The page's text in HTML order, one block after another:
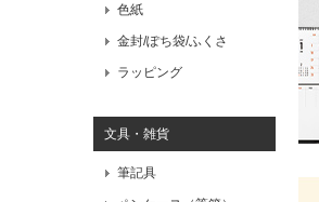
色紙
金封/ぽち袋/ふくさ
ラッピング
文具・雑貨
筆記具